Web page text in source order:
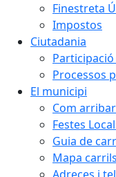
Finestreta
Impostos
Ciutadania
Processos
El municipi
Com
Festes
Guia de
Mapa